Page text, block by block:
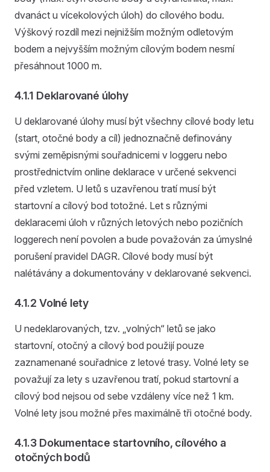
dvanáct u vícekolových úloh) do cílového bodu.
Výškový rozdíl mezi nejnižším možným odletovým
bodem a nejvyšším možným cílovým bodem nesmí
přesáhnout 1000 m.
4.1.1 Deklarované úlohy
U deklarované úlohy musí být všechny cílové body letu
(start, otočné body a cíl) jednoznačně definovány
svými zeměpisnými souřadnicemi v loggeru nebo
prostřednictvím online deklarace v určené sekvenci
před vzletem. U letů s uzavřenou tratí musí být
startovní a cílový bod totožné. Let s různými
deklaracemi úloh v různých letových nebo pozičních
loggerech není povolen a bude považován za úmyslné
porušení pravidel DAGR. Cílové body musí být
nalétávány a dokumentovány v deklarované sekvenci.
4.1.2 Volné lety
U nedeklarovaných, tzv. „volných“ letů se jako
startovní, otočný a cílový bod použijí pouze
zaznamenané souřadnice z letové trasy. Volné lety se
považují za lety s uzavřenou tratí, pokud startovní a
cílový bod nejsou od sebe vzdáleny více než 1 km.
Volné lety jsou možné přes maximálně tři otočné body.
4.1.3 Dokumentace startovního, cílového a
otočných bodů